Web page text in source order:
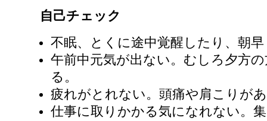
自己チェック
不眠、とくに途中覚醒したり、朝
午前中元気が出ない。むしろ夕方
る。
疲れがとれない。頭痛や肩こりが
仕事に取りかかる気になれない。